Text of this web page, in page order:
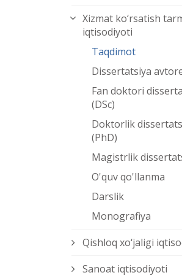
Xizmat kо‘rsatish
iqtisodiyoti
Taqdimot
Dissertatsiya
Fan doktori
(DSc)
Doktorlik
(PhD)
Magistrlik
O'quv qo'llanma
Darslik
Monografiya
Qishloq xо‘jaligi
Sanoat iqtisodiyoti